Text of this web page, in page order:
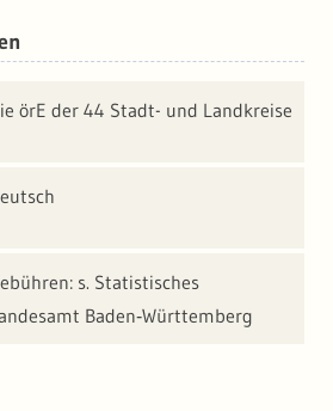
örE der 44 Stadt- und Landkreise
s. Statistisches
Baden‑Württemberg